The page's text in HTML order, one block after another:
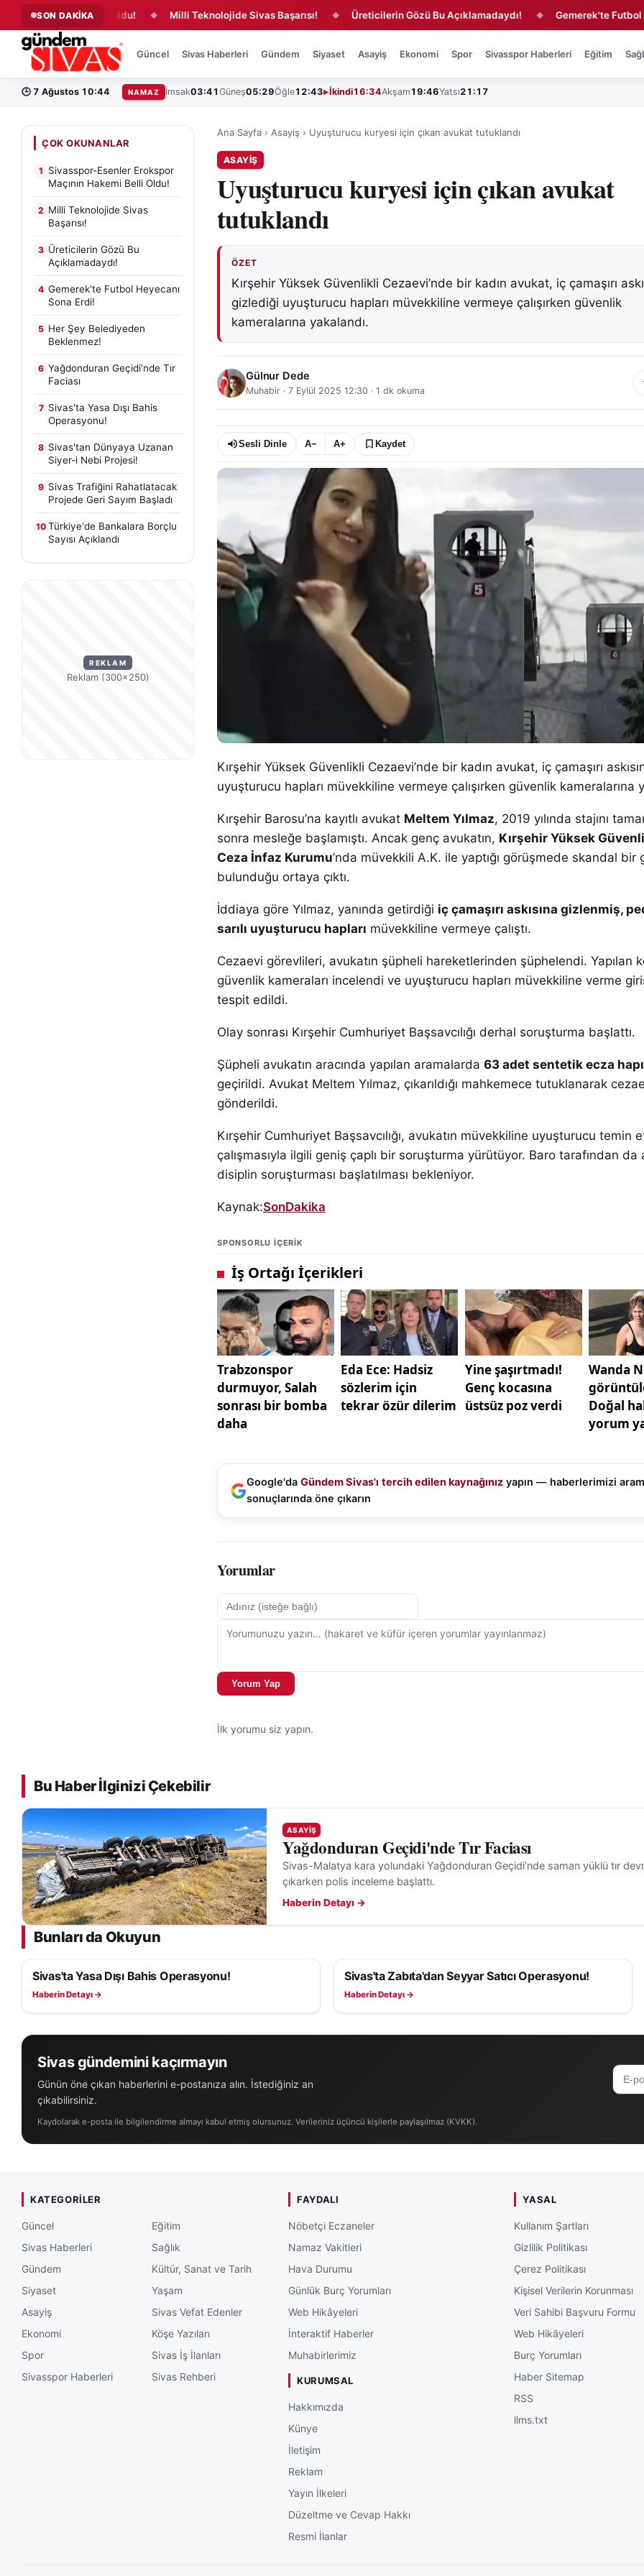
SON DAKİKA
Hakemi Belli Oldu! ◆ Milli Teknolojide Sivas Başarısı! ◆ Üreticilerin Gözü Bu Açıklamadaydı! ◆ Gemerek'te Futbol
Güncel Sivas Haberleri Gündem Siyaset Asayiş Ekonomi Spor Sivasspor Haberleri Eğitim
🕒 7 Ağustos 10:44 NAMAZ İmsak03:41 Güneş05:29Öğle12:43 İkindi16:34Akşam 19:46Yatsı21:17
ÇOK OKUNANLAR
1 Sivasspor-Esenler Erokspor
Maçının Hakemi Belli Oldu!
2 Milli Teknolojide Sivas
Başarısı!
3 Üreticilerin Gözü Bu
Açıklamadaydı!
4 Gemerek'te Futbol Heyecanı
Sona Erdi!
5 Her Şey Belediyeden
Beklenmez!
6 Yağdonduran Geçidi'nde Tır
Faciası
7 Sivas'ta Yasa Dışı Bahis
Operasyonu!
8 Sivas'tan Dünyaya Uzanan
Siyer-i Nebi Projesi!
9 Sivas Trafiğini Rahatlatacak
Projede Geri Sayım Başladı
10 Türkiye'de Bankalara Borçlu
Sayısı Açıklandı
REKLAM
Reklam (300×250)
Ana Sayfa › Asayiş › Uyuşturucu kuryesi için çıkan avukat tutuklandı
ASAYIŞ
Uyuşturucu kuryesi için çıkan avukat
tutuklandı
ÖZET
Kırşehir Yüksek Güvenlikli Cezaevi’nde bir kadın avukat, iç çamaşırı
gizlediği uyuşturucu hapları müvekkiline vermeye çalışırken güvenlik
kameralarına yakalandı.
Gülnur Dede
Muhabir · 7 Eylül 2025 12:30 · 1 dk okuma
Sesli Dinle A− A+ Kaydet
Kırşehir Yüksek Güvenlikli Cezaevi’nde bir kadın avukat, iç çamaşırı
uyuşturucu hapları müvekkiline vermeye çalışırken güvenlik kameralarına
Kırşehir Barosu’na kayıtlı avukat Meltem Yılmaz, 2019 yılında stajını
sonra mesleğe başlamıştı. Ancak genç avukatın, Kırşehir Yüksek
Ceza İnfaz Kurumu’nda müvekkili A.K. ile yaptığı görüşmede skandal bir
bulunduğu ortaya çıktı.
İddiaya göre Yılmaz, yanında getirdiği iç çamaşırı askısına gizlenmiş,
sarılı uyuşturucu hapları müvekkiline vermeye çalıştı.
Cezaevi görevlileri, avukatın şüpheli hareketlerinden şüphelendi. Yapılan
güvenlik kameraları incelendi ve uyuşturucu hapları müvekkiline verme
tespit edildi.
Olay sonrası Kırşehir Cumhuriyet Başsavcılığı derhal soruşturma başlattı.
Şüpheli avukatın aracında yapılan aramalarda 63 adet sentetik ecza hapı
geçirildi. Avukat Meltem Yılmaz, çıkarıldığı mahkemece tutuklanarak
gönderildi.
Kırşehir Cumhuriyet Başsavcılığı, avukatın müvekkiline uyuşturucu temin
çalışmasıyla ilgili geniş çaplı bir soruşturma yürütüyor. Baro tarafından da
disiplin soruşturması başlatılması bekleniyor.
Kaynak:SonDakika
SPONSORLU IÇERIK
Google'da Gündem Sivas'ı tercih edilen kaynağınız yapın — haberlerimizi
sonuçlarında öne çıkarın
Yorumlar
Yorum Yap
İlk yorumu siz yapın.
Bu Haber İlginizi Çekebilir
ASAYIŞ
Yağdonduran Geçidi'nde Tır Faciası
Sivas-Malatya kara yolundaki Yağdonduran Geçidi’nde saman yüklü tır
çıkarken polis inceleme başlattı.
Haberin Detayı →
Bunları da Okuyun
ASAYIŞ
Sivas'ta Yasa Dışı Bahis Operasyonu!
Haberin Detayı →
ASAYIŞ
Sivas'ta Zabıta'dan Seyyar Satıcı Operasyonu!
Haberin Detayı →
Sivas gündemini kaçırmayın
Günün öne çıkan haberlerini e-postanıza alın. İstediğiniz an
çıkabilirsiniz.
Kaydolarak e-posta ile bilgilendirme almayı kabul etmiş olursunuz. Verileriniz üçüncü kişilerle paylaşılmaz (KVKK).
KATEGORILER
Güncel
Sivas Haberleri
Gündem
Siyaset
Asayiş
Ekonomi
Spor
Sivasspor Haberleri
Eğitim
Sağlık
Kültür, Sanat ve Tarih
Yaşam
Sivas Vefat Edenler
Köşe Yazıları
Sivas İş İlanları
Sivas Rehberi
FAYDALI
Nöbetçi Eczaneler
Namaz Vakitleri
Hava Durumu
Günlük Burç Yorumları
Web Hikâyeleri
İnteraktif Haberler
Muhabirlerimiz
KURUMSAL
Hakkımızda
Künye
İletişim
Reklam
Yayın İlkeleri
Düzeltme ve Cevap Hakkı
Resmi İlanlar
YASAL
Kullanım Şartları
Gizlilik Politikası
Çerez Politikası
Kişisel Verilerin Korunması
Veri Sahibi Başvuru Formu
Web Hikâyeleri
Burç Yorumları
Haber Sitemap
RSS
llms.txt